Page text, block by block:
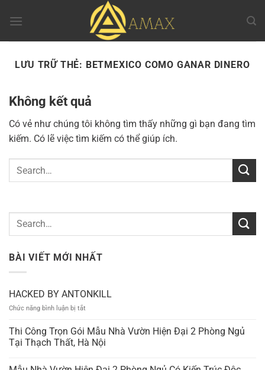
đến
LƯU TRỮ THẺ: BETMEXICO COMO GANAR DINERO
Không kết quả
Có vẻ như chúng tôi không tìm thấy những gì bạn đang tìm
kiếm. Có lẽ việc tìm kiếm có thể giúp ích.
BÀI VIẾT MỚI NHẤT
HACKED BY ANTONKILL
Chức năng bình luận bị tắt
BY
ANTONKILL
Thi Công Trọn Gói Mẫu Nhà Vườn Hiện Đại 2 Phòng Ngủ
Tại Thạch Thất, Hà Nội